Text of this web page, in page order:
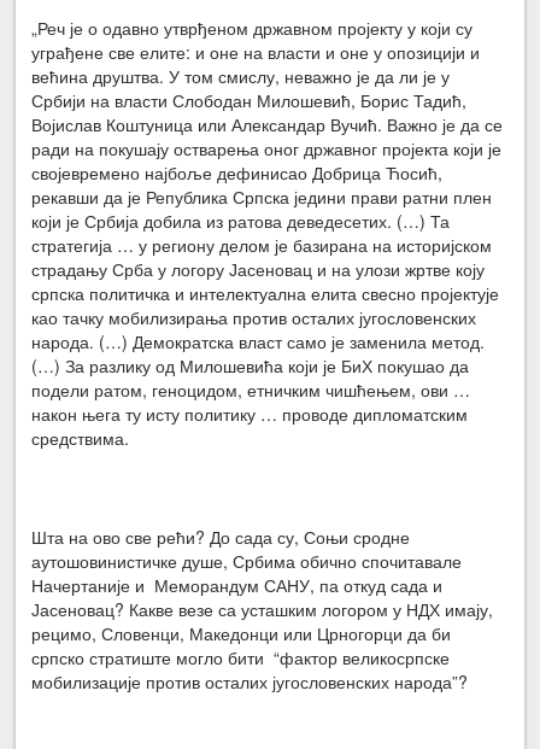
„Реч је о одавно утврђеном државном пројекту у који су
уграђене све елите: и оне на власти и оне у опозицији и
већина друштва. У том смислу, неважно је да ли је у
Србији на власти Слободан Милошевић, Борис Тадић,
Војислав Коштуница или Александар Вучић. Важно је да се
ради на покушају остварења оног државног пројекта који је
својевремено најбоље дефинисао Добрица Ћосић,
рекавши да је Република Српска једини прави ратни плен
који је Србија добила из ратова деведесетих. (…) Та
стратегија … у региону делом је базирана на историјском
страдању Срба у логору Јасеновац и на улози жртве коју
српска политичка и интелектуална елита свесно пројектује
као тачку мобилизирања против осталих југословенских
народа. (…) Демократска власт само је заменила метод.
(…) За разлику од Милошевића који је БиХ покушао да
подели ратом, геноцидом, етничким чишћењем, ови …
након њега ту исту политику … проводе дипломатским
средствима.
Шта на ово све рећи? До сада су, Соњи сродне
аутошовинистичке душе, Србима обично спочитавале
Начертаније и Меморандум САНУ, па откуд сада и
Јасеновац? Какве везе са усташким логором у НДХ имају,
рецимо, Словенци, Македонци или Црногорци да би
српско стратиште могло бити “фактор великосрпске
мобилизације против осталих југословенских народа”?